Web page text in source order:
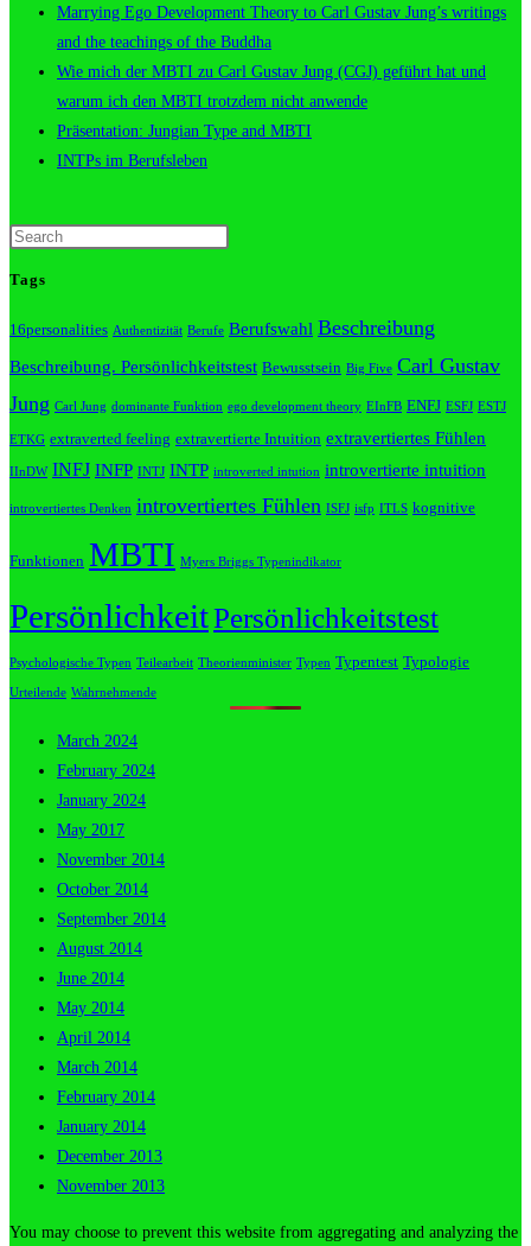
Marrying Ego Development Theory to Carl Gustav Jung’s writings
and the teachings of the Buddha
Wie mich der MBTI zu Carl Gustav Jung (CGJ) geführt hat und
warum ich den MBTI trotzdem nicht anwende
Präsentation: Jungian Type and MBTI
INTPs im Berufsleben
Tags
16personalities Authentizität Berufe Berufswahl Beschreibung
Beschreibung. Persönlichkeitstest Bewusstsein Big Five Carl Gustav
Jung Carl Jung dominante Funktion ego development theory EInFB ENFJ ESFJ ESTJ
ETKG extraverted feeling extravertierte Intuition extravertiertes Fühlen
IInDW INFJ INFP INTJ INTP introverted intution introvertierte intuition
introvertiertes Denken introvertiertes Fühlen ISFJ isfp ITLS kognitive
Funktionen MBTI Myers Briggs Typenindikator
PersönlichkeitPersönlichkeitstest
Psychologische Typen Teilearbeit Theorienminister Typen Typentest Typologie
Urteilende Wahrnehmende
March 2024
February 2024
January 2024
May 2017
November 2014
October 2014
September 2014
August 2014
June 2014
May 2014
April 2014
March 2014
February 2014
January 2014
December 2013
November 2013
You may choose to prevent this website from aggregating and analyzing the